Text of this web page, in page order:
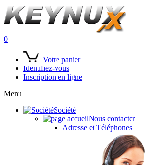
0
Votre panier
Identifiez-vous
Inscription en ligne
Menu
Société
Nous contacter
Adresse et Téléphones